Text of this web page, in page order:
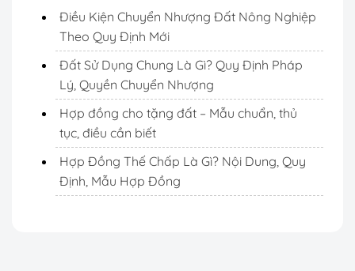
Điều Kiện Chuyển Nhượng Đất Nông Nghiệp
Theo Quy Định Mới
Đất Sử Dụng Chung Là Gì? Quy Định Pháp
Lý, Quyền Chuyển Nhượng
Hợp đồng cho tặng đất – Mẫu chuẩn, thủ
tục, điều cần biết
Hợp Đồng Thế Chấp Là Gì? Nội Dung, Quy
Định, Mẫu Hợp Đồng